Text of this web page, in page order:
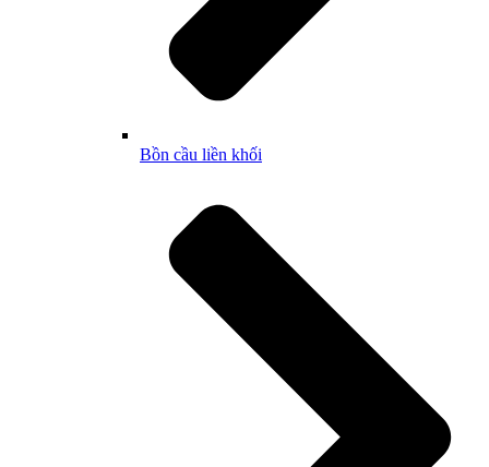
Bồn cầu liền khối